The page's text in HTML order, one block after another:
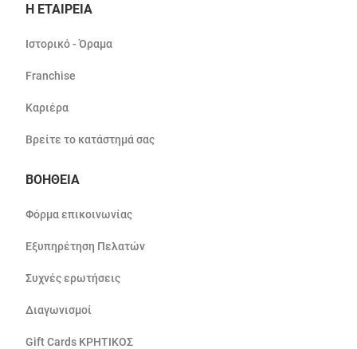
Η ΕΤΑΙΡΕΙΑ
Ιστορικό - Όραμα
Franchise
Καριέρα
Βρείτε το κατάστημά σας
ΒΟΗΘΕΙΑ
Φόρμα επικοινωνίας
Εξυπηρέτηση Πελατών
Συχνές ερωτήσεις
Διαγωνισμοί
Gift Cards ΚΡΗΤΙΚΟΣ